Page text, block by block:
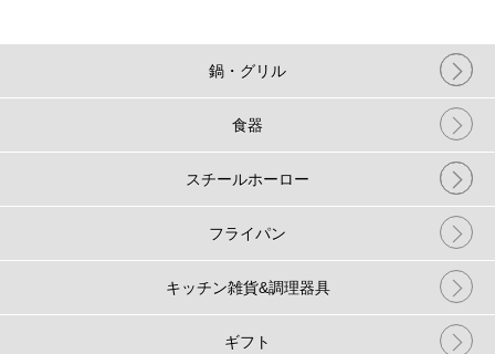
鍋・グリル
食器
スチールホーロー
フライパン
キッチン雑貨&調理器具
ギフト